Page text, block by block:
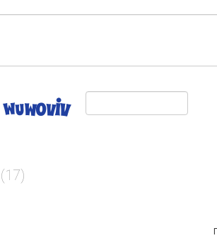
(17)